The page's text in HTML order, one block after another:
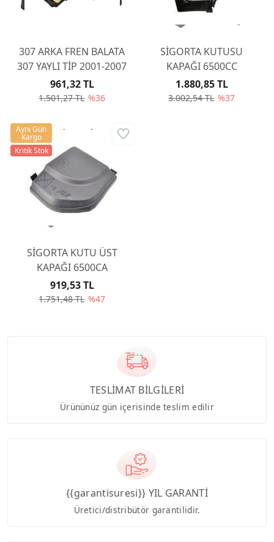
307 ARKA FREN BALATA
307 YAYLI TİP 2001-2007
1.501,27 TL %36
961,32 TL
SİGORTA KUTUSU
KAPAĞI 6500CC
3.002,54 TL %37
1.880,85 TL
SİGORTA KUTU ÜST
KAPAĞI 6500CA
1.751,48 TL %47
919,53 TL
Aynı Gün
Kargo
Kritik Stok
TESLİMAT BİLGİLERİ
Ürününüz gün içerisinde teslim edilir
{{garantisuresi}} YIL GARANTİ
Üretici/distribütör garantilidir.